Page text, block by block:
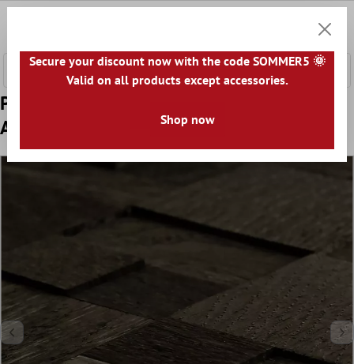
Padrão de Azulejo Mosaico Madeira Paris
Autoadesivo 3D Cinza Escuro
Secure your discount now with the code SOMMER5 🌞
Valid on all products except accessories.
Shop now